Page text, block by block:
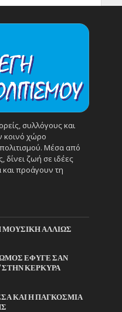
συλλόγους και
κοινό χώρο
Μέσα από
δίνει ζωή σε ιδέες
και προάγουν τη
ΜΟΥΣΙΚΗ ΑΛΛΙΩΣ
ΕΦΥΓΕ ΣΑΝ
ΣΤΗΝ ΚΕΡΚΥΡΑ
ΚΑΙ Η ΠΑΓΚΟΣΜΙΑ